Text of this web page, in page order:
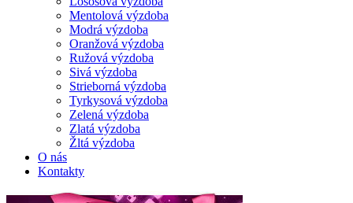
Mentolová výzdoba
Modrá výzdoba
Oranžová výzdoba
Ružová výzdoba
Sivá výzdoba
Strieborná výzdoba
Tyrkysová výzdoba
Zelená výzdoba
Zlatá výzdoba
Žltá výzdoba
O nás
Kontakty